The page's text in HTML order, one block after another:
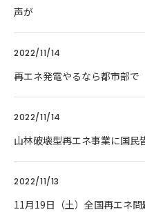
声が
2022/11/14
再エネ発電やるなら都市部で
2022/11/14
山林破壊型再エネ事業に国
2022/11/13
11月19日（土）全国再エネ